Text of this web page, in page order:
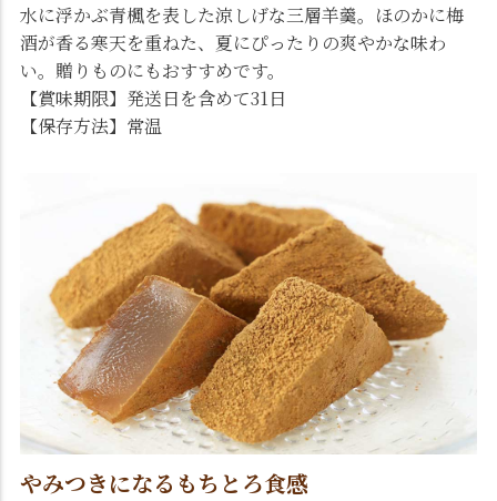
水に浮かぶ青楓を表した涼しげな三層羊羹。ほのかに梅
酒が香る寒天を重ねた、夏にぴったりの爽やかな味わ
い。贈りものにもおすすめです。
【賞味期限】発送日を含めて31日
【保存方法】常温
やみつきになるもちとろ食感